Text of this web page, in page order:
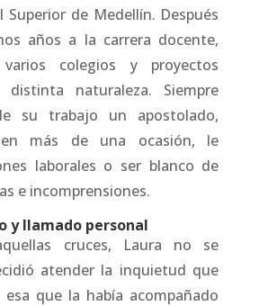
Superior de Medellín. Después
años a la carrera docente,
colegios y proyectos
distinta naturaleza. Siempre
su trabajo un apostolado,
más de una ocasión, le
laborales o ser blanco de
e incomprensiones.
y llamado personal
cruces, Laura no se
atender la inquietud que
que la había acompañado